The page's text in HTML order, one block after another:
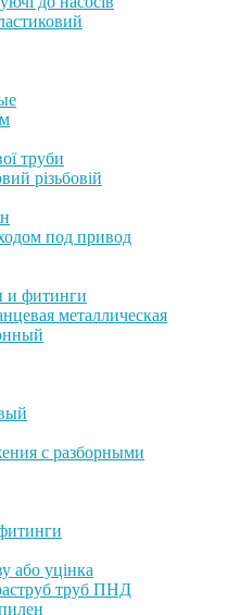
труби
різьбовій
под привод
и фитинги
металлическая
с разборными
або уцінка
труб ПНД